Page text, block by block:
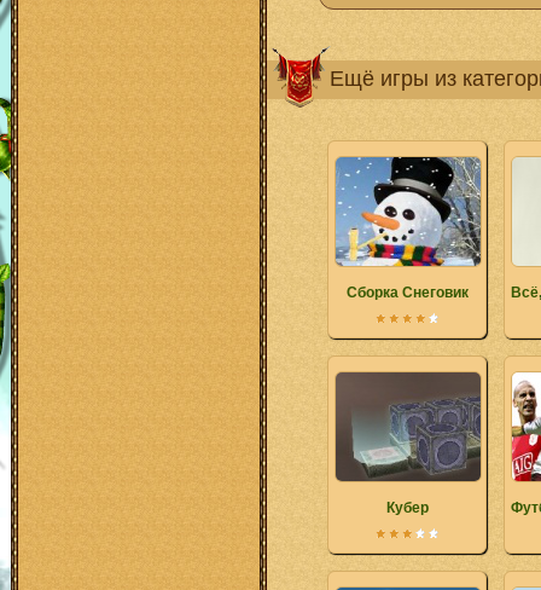
Ещё игры из
Сборка Снеговик
Кубер